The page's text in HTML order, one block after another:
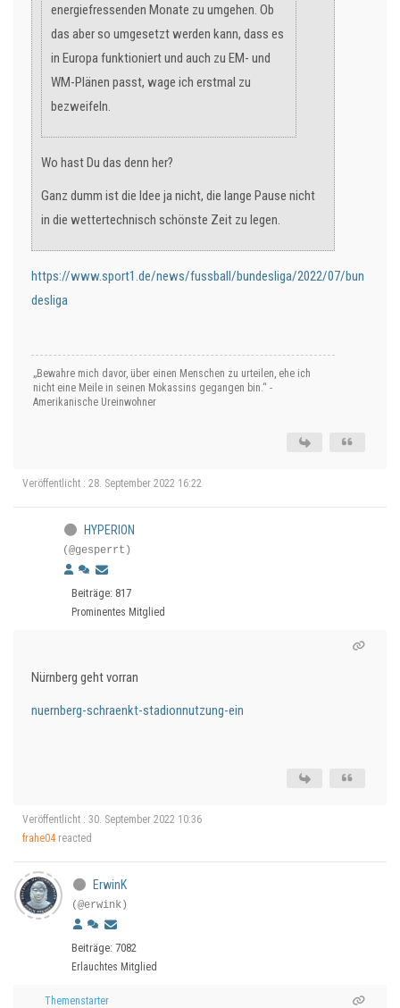
energiefressenden Monate zu umgehen. Ob
das aber so umgesetzt werden kann, dass es
in Europa funktioniert und auch zu EM- und
WM-Plänen passt, wage ich erstmal zu
bezweifeln.
Wo hast Du das denn her?
Ganz dumm ist die Idee ja nicht, die lange Pause nicht
in die wettertechnisch schönste Zeit zu legen.
https://www.sport1.de/news/fussball/bundesliga/2022/07/bun
desliga
„Bewahre mich davor, über einen Menschen zu urteilen, ehe ich
nicht eine Meile in seinen Mokassins gegangen bin.“ -
Amerikanische Ureinwohner
Veröffentlicht : 28. September 2022 16:22
HYPERION
(@gesperrt)
Beiträge: 817
Prominentes Mitglied
Nürnberg geht vorran
nuernberg-schraenkt-stadionnutzung-ein
Veröffentlicht : 30. September 2022 10:36
frahe04 reacted
ErwinK
(@erwink)
Beiträge: 7082
Erlauchtes Mitglied
Themenstarter